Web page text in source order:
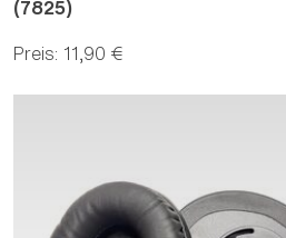
(7825)
Preis: 11,90 €